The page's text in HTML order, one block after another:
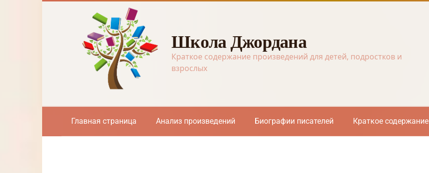
Школа Джордана
Краткое содержание произведений для детей, подростков и
взрослых
Главная страница Анализ произведений Биографии писателей Краткое содержание